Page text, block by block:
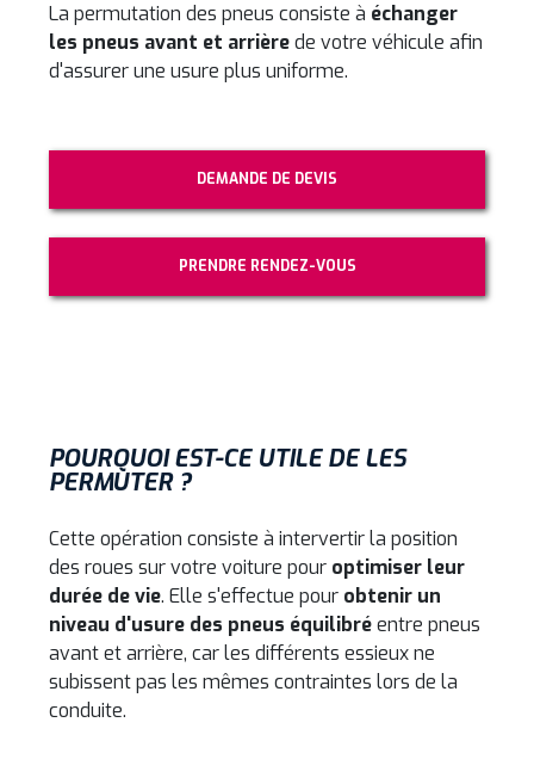
La permutation des pneus consiste à échanger
les pneus avant et arrièrede votre véhicule afin
d'assurer une usure plus uniforme.
DEMANDE DE DEVIS
PRENDRE RENDEZ-VOUS
POURQUOI EST-CE UTILE DE LES
PERMUTER ?
Cette opération consiste à intervertir la position
des roues sur votre voiture pour optimiser leur
durée de vie. Elle s'effectue pour obtenir un
niveau d'usure des pneus équilibréentre pneus
avant et arrière, car les différents essieux ne
subissent pas les mêmes contraintes lors de la
conduite.